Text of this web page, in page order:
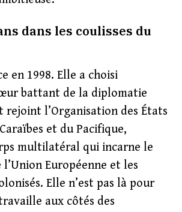
dans les coulisses du
en 1998. Elle a choisi
battant de la diplomatie
rejoint l’Organisation des États
et du Pacifique,
multilatéral qui incarne le
Européenne et les
Elle n’est pas là pour
aux côtés des